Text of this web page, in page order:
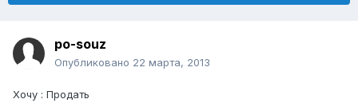
po-souz
Опубликовано 22 марта, 2013
Хочу : Продать